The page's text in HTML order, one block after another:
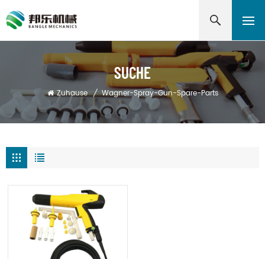
SUCHE
Zuhause / Wagner-Spray-Gun-Spare-Parts